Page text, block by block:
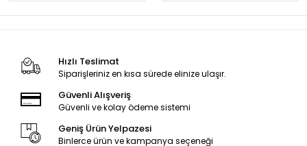
Hızlı Teslimat
Siparişleriniz en kısa sürede elinize ulaşır.
Güvenli Alışveriş
Güvenli ve kolay ödeme sistemi
Geniş Ürün Yelpazesi
Binlerce ürün ve kampanya seçeneği